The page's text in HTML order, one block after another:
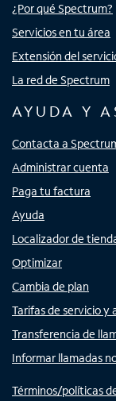
¿Por qué Spectrum?
Servicios en tu área
Extensión del
La red de Spectrum
AYUDA Y
Contacta a
Administrar cuenta
Paga tu factura
Ayuda
Localizador de
Optimizar
Cambia de plan
Tarifas de servicio y
Transferencia de
Informar llamadas
Términos/políticas